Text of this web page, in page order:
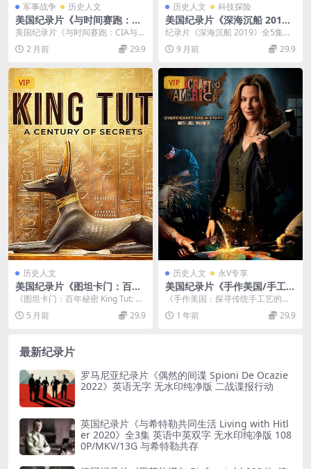
军事战争 历史人文
美国纪录片《与时间赛跑：CI
A与911事件 Race Against Ti
me: The CIA and 9/11 202
1》英语中英双字 无水印纯净
件
美国纪录片《与时间赛跑：CIA与9
11事件 Race Against Time:...
2 月前 29.9
历史人文 科技探险
美国纪录片《深海沉船 201
9》全5集 英语中字 1080P/M
P4/4.9G 深海沉船纪录片下载
纪录片《深海沉船 2019》全5集，
以英语中字、1080P的高清画质，
为观众呈现...
9 月前 29.9
VIP
历史人文
美国纪录片《图坦卡门：百年
秘密 King Tut: A Century of
Secrets 2022》英语中英双字
无水印纯净版 1080P/MKV/4.
《图坦卡门：百年秘密 King Tut: A
Century of Secret...
5 月前 29.9
VIP
历史人文 永V专享
美国纪录片《手作美国/手工制
作的美国 Handcrafted Amer
ica 2018》第1-3季全39集 英
语中英双字 无水印纯净版 108
《手作美国：探寻传统手工艺的现
代传承》 《手作美国 Handcrafted
Am...1 年前 29.9
最新纪录片
罗马尼亚纪录片《偶然的间谍 Spioni De Ocazie
2022》英语无字 无水印纯净版 二战谍报行动
英国纪录片《与希特勒共同生活 Living with Hitl
er 2020》全3集 英语中英双字 无水印纯净版 108
0P/MKV/13G 与希特勒共存